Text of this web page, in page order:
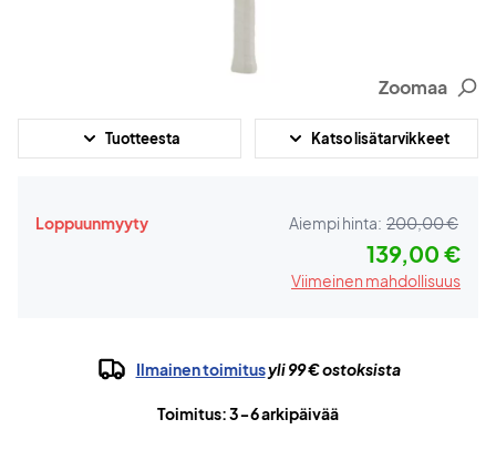
Zoomaa
Tuotteesta Katso lisätarvikkeet
Loppuunmyyty Aiempi hinta: 200,00 €
139,00 €
Viimeinen mahdollisuus
Ilmainen toimitusyli 99 € ostoksista
Toimitus: 3-6 arkipäivää